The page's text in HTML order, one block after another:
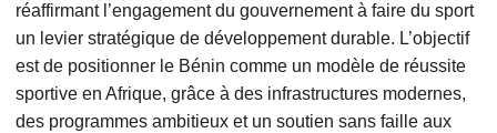
réaffirmant l’engagement du gouvernement à faire du sport
un levier stratégique de développement durable. L’objectif
est de positionner le Bénin comme un modèle de réussite
sportive en Afrique, grâce à des infrastructures modernes,
des programmes ambitieux et un soutien sans faille aux